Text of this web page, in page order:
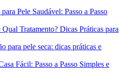
Pele Saudável: Passo a Passo
Tratamento? Dicas Práticas para
para pele seca: dicas práticas e
Fácil: Passo a Passo Simples e